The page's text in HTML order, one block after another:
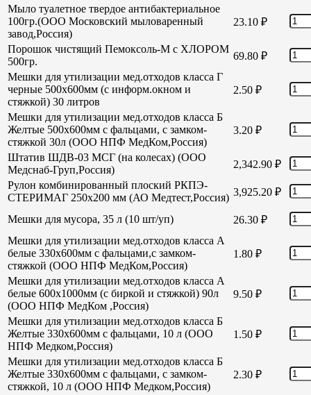
Мыло туалетное твердое антибактериальное
100гр.(ООО Московский мыловаренный
завод,Россия)
23.10 ₽
Порошок чистящий Пемоксоль-М с ХЛОРОМ
500гр.
69.80 ₽
Мешки для утилизации мед.отходов класса Г
черные 500х600мм (с информ.окном и
стяжкой) 30 литров
2.50 ₽
Мешки для утилизации мед.отходов класса Б
Желтые 500х600мм с фальцами, с замком-
стяжкой 30л (ООО НПФ МедКом,Россия)
3.20 ₽
Штатив ШДВ-03 МСГ (на колесах) (ООО
Медснаб-Груп,Россия)
2,342.90 ₽
Рулон комбинированный плоский РКПЭ-
СТЕРИМАГ 250х200 мм (АО Медтест,Россия) 3,925.20 ₽
Мешки для мусора, 35 л (10 шт/уп) 26.30 ₽
Мешки для утилизации мед.отходов класса А
белые 330х600мм с фальцами,с замком-
стяжкой (ООО НПФ МедКом,Россия)
1.80 ₽
Мешки для утилизации мед.отходов класса А
белые 600х1000мм (с биркой и стяжкой) 90л
(ООО НПФ МедКом ,Россия)
9.50 ₽
Мешки для утилизации мед.отходов класса Б
Желтые 330х600мм с фальцами, 10 л (ООО
НПФ Медком,Россия)
1.50 ₽
Мешки для утилизации мед.отходов класса Б
Желтые 330х600мм с фальцами, с замком-
стяжкой, 10 л (ООО НПФ Медком,Россия)
2.30 ₽